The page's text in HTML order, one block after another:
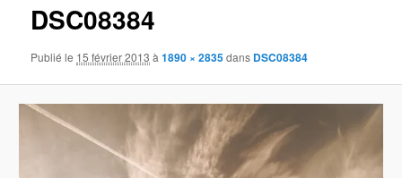
DSC08384
Publié le 15 février 2013 à1890 × 2835dans DSC08384